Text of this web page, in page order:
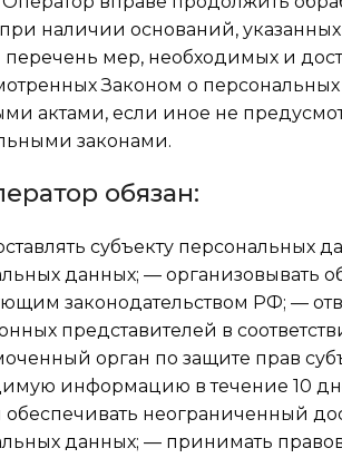
наличии оснований,
перечень мер, необходимых и
Законом о
актами, если иное не
законами.
обязан:
субъекту персональных
данных; — организовывать
законодательством РФ; —
представителей в
орган по защите прав
информацию в течение 10
обеспечивать неограниченный
данных; — принимать